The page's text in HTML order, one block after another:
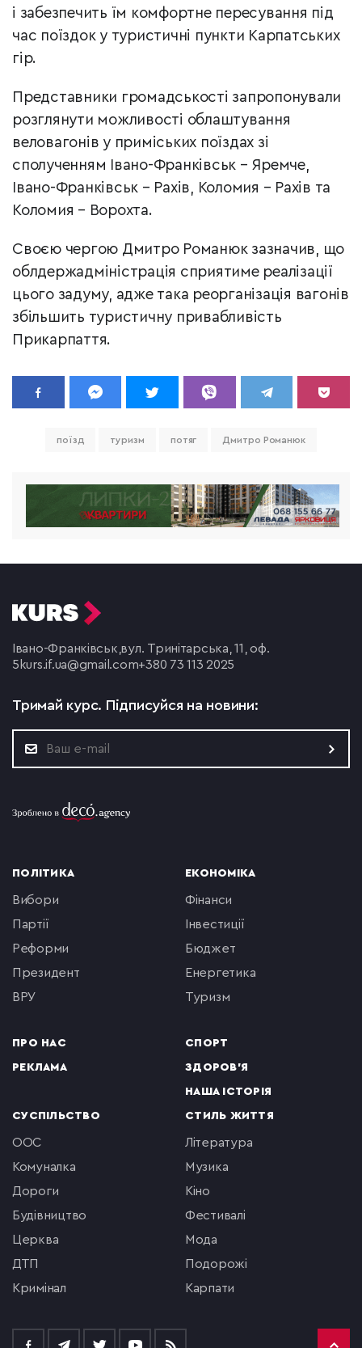
і забезпечить їм комфортне пересування під
час поїздок у туристичні пункти Карпатських
гір.
Представники громадськості запропонували
розглянути можливості облаштування
веловагонів у приміських поїздах зі
сполученням Івано-Франківськ – Яремче,
Івано-Франківськ – Рахів, Коломия – Рахів та
Коломия – Ворохта.
Своєю чергою Дмитро Романюк зазначив, що
облдержадміністрація сприятиме реалізації
цього задуму, адже така реорганізація вагонів
збільшить туристичну привабливість
Прикарпаття.
поїзд туризм потяг Дмитро Романюк
Івано-Франківськ,вул. Тринітарська, 11, оф.
5 kurs.if.ua@gmail.com+380 73 113 2025
Тримай курс. Підписуйся на новини:
ПОЛІТИКА
вибори
партії
реформи
президент
ВРУ
ПРО НАС
РЕКЛАМА
ЕКОНОМІКА
фінанси
інвестиції
бюджет
енергетика
туризм
СПОРТ
ЗДОРОВ'Я
НАША ІСТОРІЯ
СУСПІЛЬСТВО
ООС
комуналка
Дороги
будівництво
церква
ДТП
кримінал
СТИЛЬ ЖИТТЯ
література
музика
кіно
фестивалі
мода
подорожі
Карпати